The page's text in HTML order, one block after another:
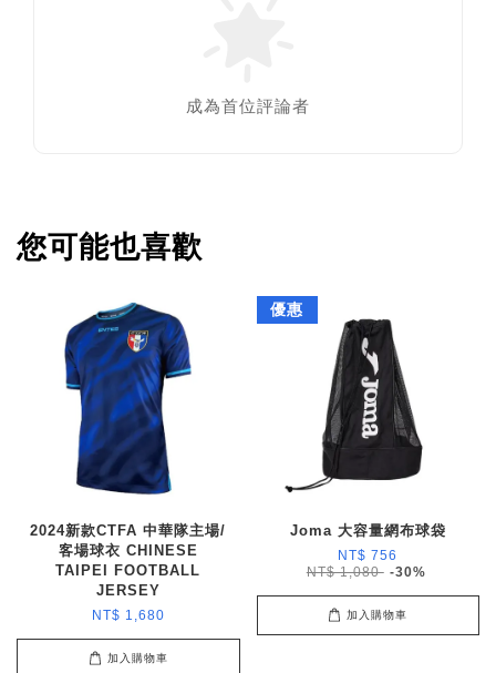
成為首位評論者
您可能也喜歡
2024新款CTFA 中華隊主場/
客場球衣 CHINESE
TAIPEI FOOTBALL
JERSEY
NT$ 1,680
加入購物車
優惠
Joma 大容量網布球袋
NT$ 756
NT$ 1,080 -30%
加入購物車